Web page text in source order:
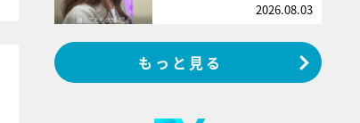
2026.08.03
もっと見る